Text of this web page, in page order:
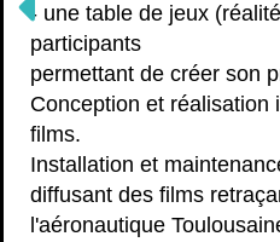
- une table de jeux
participants
permettant de créer son
Conception et réalisation
films.
Installation et
diffusant des films
l'aéronautique